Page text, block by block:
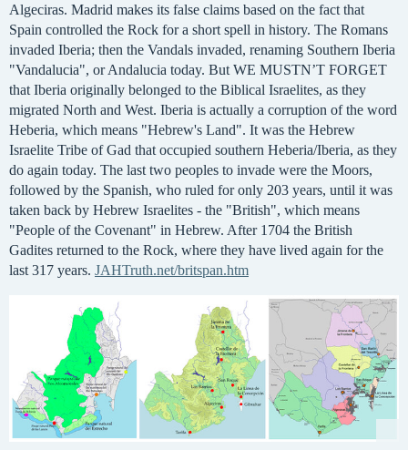
Algeciras. Madrid makes its false claims based on the fact that
Spain controlled the Rock for a short spell in history. The Romans
invaded Iberia; then the Vandals invaded, renaming Southern Iberia
"Vandalucia", or Andalucia today. But WE MUSTN’T FORGET
that Iberia originally belonged to the Biblical Israelites, as they
migrated North and West. Iberia is actually a corruption of the word
Heberia, which means "Hebrew's Land". It was the Hebrew
Israelite Tribe of Gad that occupied southern Heberia/Iberia, as they
do again today. The last two peoples to invade were the Moors,
followed by the Spanish, who ruled for only 203 years, until it was
taken back by Hebrew Israelites - the "British", which means
"People of the Covenant" in Hebrew. After 1704 the British
Gadites returned to the Rock, where they have lived again for the
last 317 years. JAHTruth.net/britspan.htm